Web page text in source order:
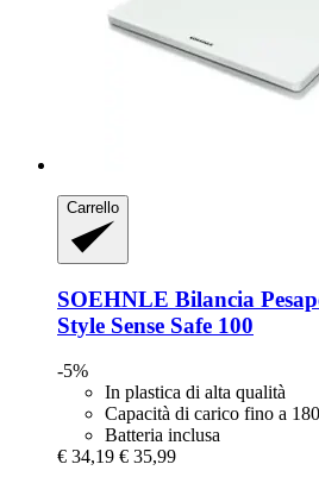
Carrello
SOEHNLE Bilancia
Style Sense Safe 100
-5%
In plastica di alta qualità
Capacità di carico fino a
Batteria inclusa
€ 34,19 € 35,99